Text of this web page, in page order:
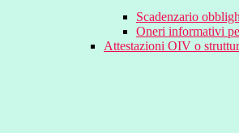
Scadenzario
Oneri informativi
Attestazioni OIV o